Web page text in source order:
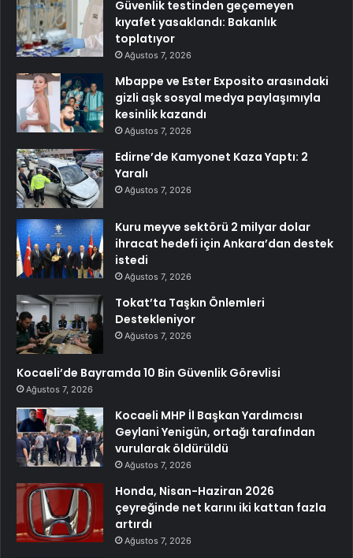
Güvenlik testinden geçemeyen
kıyafet yasaklandı: Bakanlık
toplatıyor
Ağustos 7, 2026
Mbappe ve Ester Exposito arasındaki
gizli aşk sosyal medya paylaşımıyla
kesinlik kazandı
Ağustos 7, 2026
Edirne’de Kamyonet Kaza Yaptı: 2
Yaralı
Ağustos 7, 2026
Kuru meyve sektörü 2 milyar dolar
ihracat hedefi için Ankara’dan destek
istedi
Ağustos 7, 2026
Tokat’ta Taşkın Önlemleri
Destekleniyor
Ağustos 7, 2026
Kocaeli’de Bayramda 10 Bin Güvenlik Görevlisi
Ağustos 7, 2026
Kocaeli MHP İl Başkan Yardımcısı
Geylani Yenigün, ortağı tarafından
vurularak öldürüldü
Ağustos 7, 2026
Honda, Nisan-Haziran 2026
çeyreğinde net karını iki kattan fazla
artırdı
Ağustos 7, 2026